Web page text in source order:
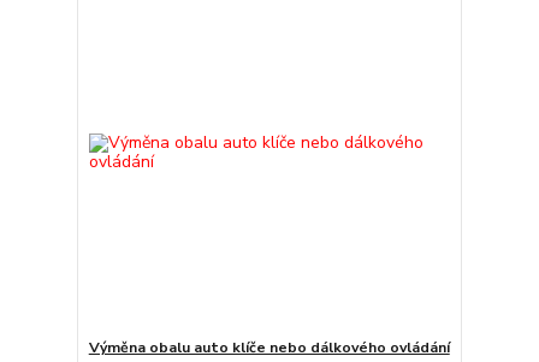
Výměna obalu auto klíče nebo dálkového ovládání